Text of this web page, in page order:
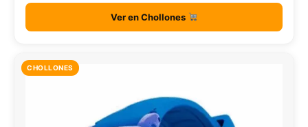
Ver en Chollones
CHOLLONES